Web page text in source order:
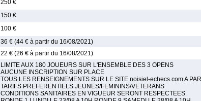
250 €
150 €
100 €
36 € (44 € à partir du 16/08/2021)
22 € (26 € à partir du 16/08/2021)
LIMITE AUX 180 JOUEURS SUR L'ENSEMBLE DES 3 OPENS
AUCUNE INSCRIPTION SUR PLACE
TOUS LES RENSEIGNEMENTS SUR LE SITE noisiel-echecs.com A
TARIFS PREFERENTIELS JEUNES/FEMININS/VETERANS
CONDITIONS SANITAIRES EN VIGUEUR SERONT RESPECTEES